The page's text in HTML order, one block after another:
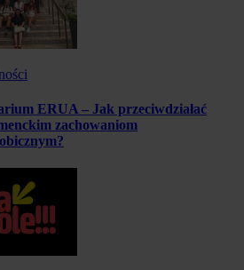
ERUA – Jak przeciwdziałać
zachowaniom